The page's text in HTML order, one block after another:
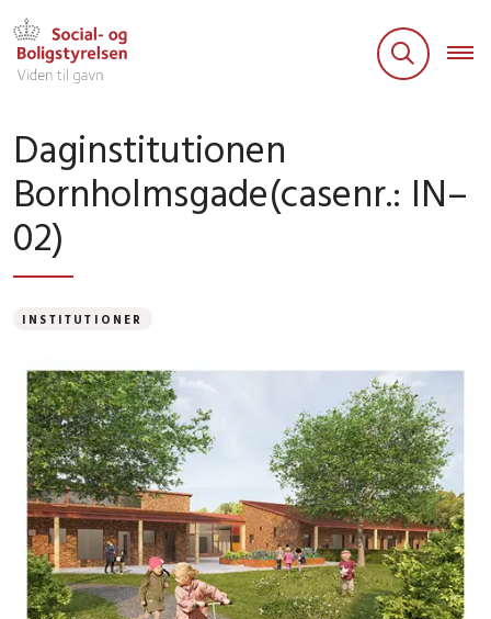
Daginstitutionen
Bornholmsgade(casenr.: IN–
02)
INSTITUTIONER